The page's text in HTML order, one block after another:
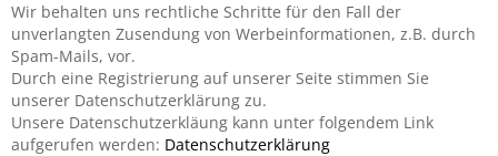
Wir behalten uns rechtliche Schritte für den Fall der
unverlangten Zusendung von Werbeinformationen, z.B. durch
Spam-Mails, vor.
Durch eine Registrierung auf unserer Seite stimmen Sie
unserer Datenschutzerklärung zu.
Unsere Datenschutzerkläung kann unter folgendem Link
aufgerufen werden: Datenschutzerklärung